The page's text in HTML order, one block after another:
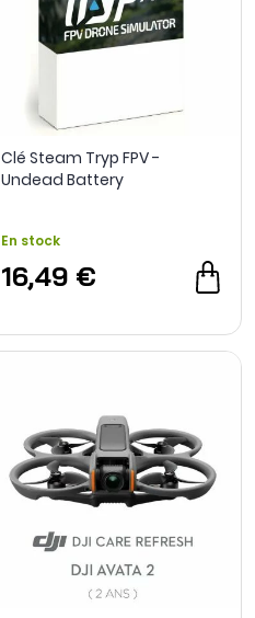
Clé Steam Tryp FPV -
Undead Battery
En stock
16,49 €